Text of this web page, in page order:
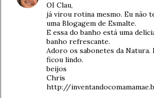
OI Clau,
já virou rotina mesmo. Eu não
uma Blogagem de Esmalte.
E essa do banho está uma
banho refrescante.
Adoro os sabonetes da Natura.
ficou lindo.
beijos
Chris
http://